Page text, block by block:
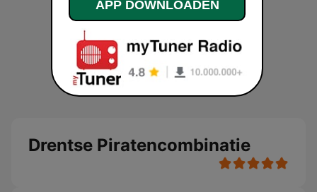
Drentse Piratencombinatie
APP DOWNLOADEN